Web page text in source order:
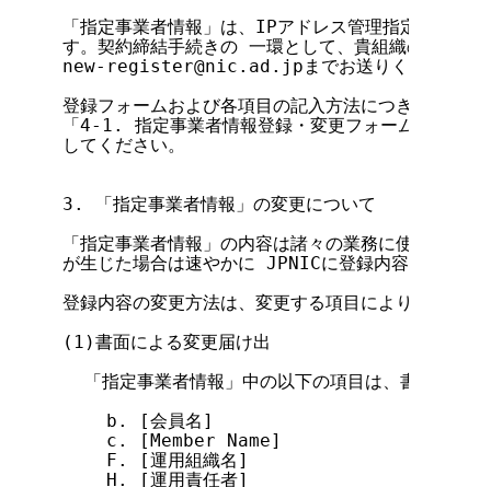
「指定事業者情報」は、IPアドレス管理指定事業者
す。契約締結手続きの 一環として、貴組織の指定事
new-register@nic.ad.jpまでお送りください。
登録フォームおよび各項目の記入方法につきましては
「4-1. 指定事業者情報登録・変更フォーム(電子メ
してください。
3. 「指定事業者情報」の変更について
「指定事業者情報」の内容は諸々の業務に使用され
が生じた場合は速やかに JPNICに登録内容変更の届
登録内容の変更方法は、変更する項目により以下の2
(1)書面による変更届け出
「指定事業者情報」中の以下の項目は、書面によ
    b. [会員名]
    c. [Member Name]
    F. [運用組織名]
    H. [運用責任者]